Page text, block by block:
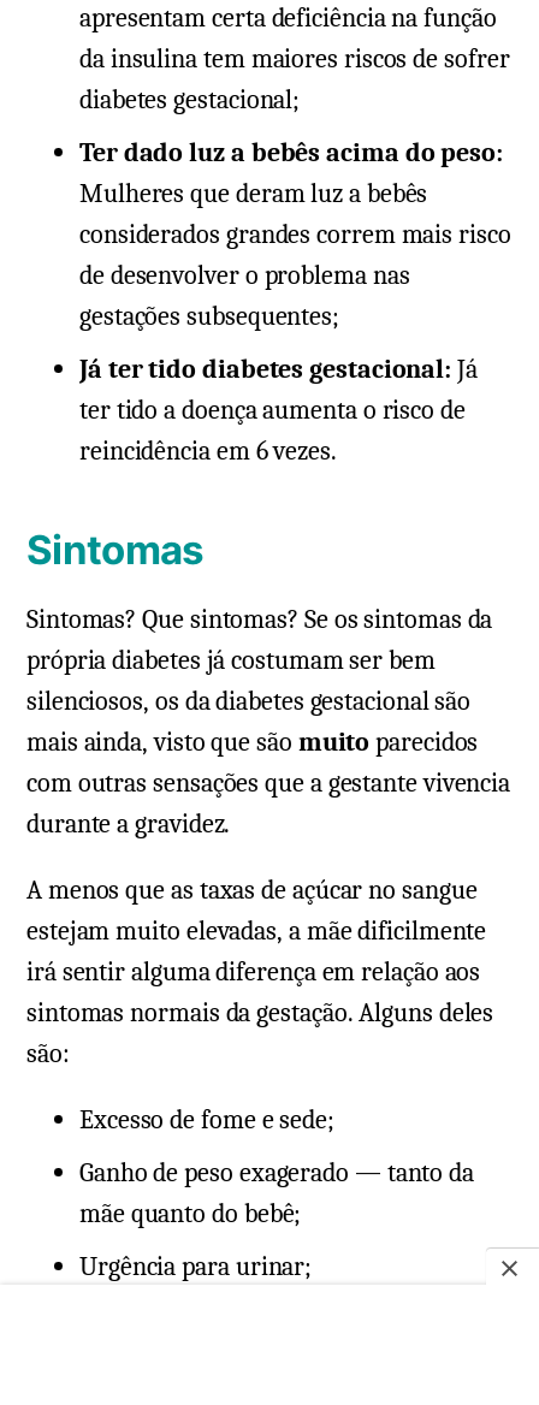
apresentam certa deficiência na função
da insulina tem maiores riscos de sofrer
diabetes gestacional;
Ter dado luz a bebês acima do peso:
Mulheres que deram luz a bebês
considerados grandes correm mais risco
de desenvolver o problema nas
gestações subsequentes;
Já ter tido diabetes gestacional: Já
ter tido a doença aumenta o risco de
reincidência em 6 vezes.
Sintomas
Sintomas? Que sintomas? Se os sintomas da
própria diabetes já costumam ser bem
silenciosos, os da diabetes gestacional são
mais ainda, visto que são muito parecidos
com outras sensações que a gestante vivencia
durante a gravidez.
A menos que as taxas de açúcar no sangue
estejam muito elevadas, a mãe dificilmente
irá sentir alguma diferença em relação aos
sintomas normais da gestação. Alguns deles
são:
Excesso de fome e sede;
Ganho de peso exagerado — tanto da
mãe quanto do bebê;
Urgência para urinar;